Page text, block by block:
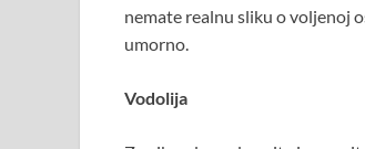
nemate realnu sliku o voljenoj
umorno.
Vodolija